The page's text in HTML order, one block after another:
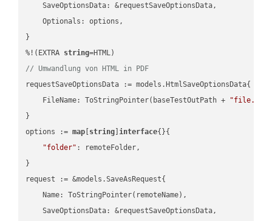
    SaveOptionsData: &requestSaveOptionsData,
    Optionals: options,
}
%!(EXTRA string
// Umwandlung von HTML in PDF
requestSaveOptionsData := models.HtmlSaveOptionsData{
    FileName: ToStringPointer(baseTestOutPath +
}
options := map string ]interface{}{
"folder" : remoteFolder,
}
request := &models.SaveAsRequest{
    Name: ToStringPointer(remoteName),
    SaveOptionsData: &requestSaveOptionsData,